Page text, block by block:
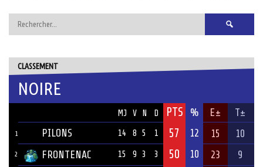
Rechercher :
CLASSEMENT
NOIRE
MJ V N D PTS % E± T±
1 PILONS 14 8 5 1 57 12 15 10
2 FRONTENAC 15 9 3 3 50 10 23 9